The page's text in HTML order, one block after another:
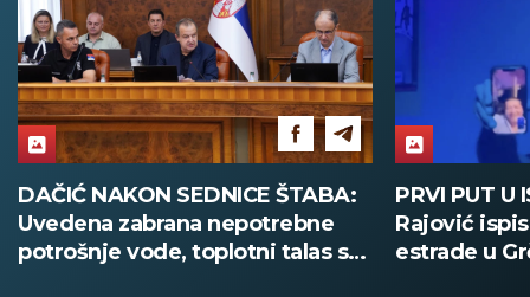
PRVI PUT U ISTORIJI! Boban
Rajović ispisao novu stranicu
estrade u Grčkoj, a usred
UČENICI SE
KLUPA DOK
Jezivi